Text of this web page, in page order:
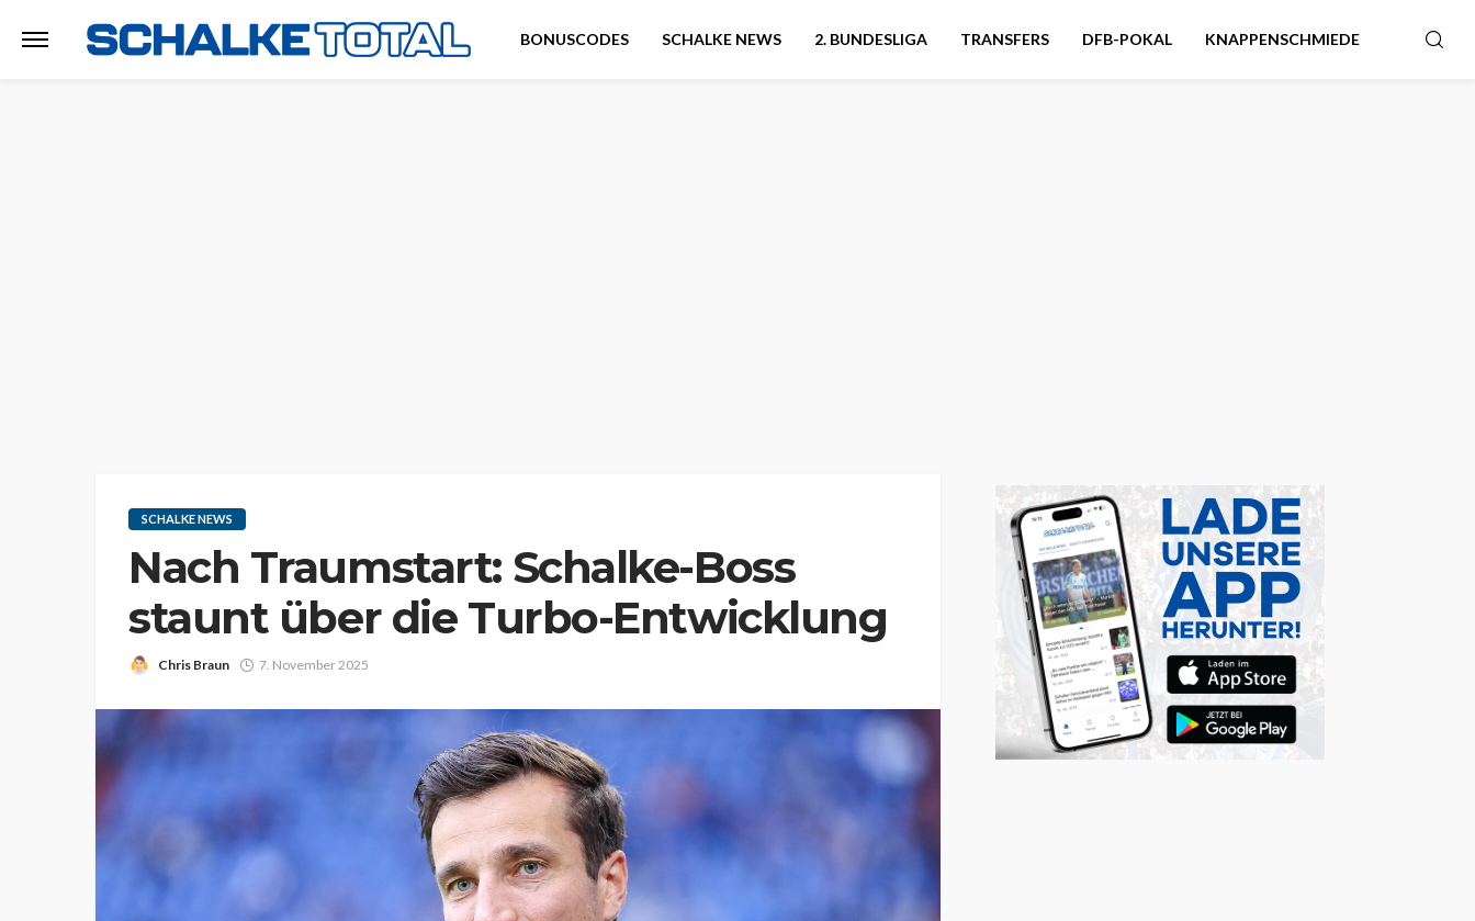
BONUSCODES SCHALKE NEWS 2. BUNDESLIGA TRANSFERS DFB-POKAL KNAPPENSCHMIEDE
SCHALKE NEWS
Nach Traumstart: Schalke-Boss
staunt über die Turbo-Entwicklung
Chris Braun 7. November 2025